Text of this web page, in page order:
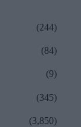
(244)
(84)
(9)
(345)
(3,850)